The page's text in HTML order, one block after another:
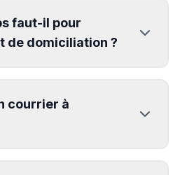
faut-il pour
de domiciliation ?
courrier à